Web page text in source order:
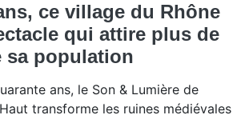
ce village du Rhône
qui attire plus de
sa population
ans, le Son & Lumière de
transforme les ruines médiévales